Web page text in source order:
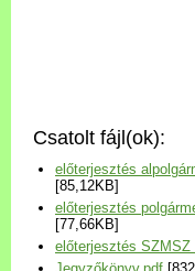
Választási
Versenyképes
Program
Csatolt fájl(ok):
előterjesztés
[85,12KB]
előterjesztés
[77,66KB]
előterjesztés